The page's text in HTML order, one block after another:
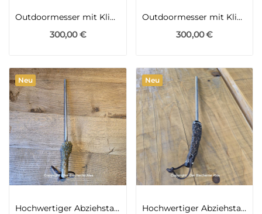
Outdoormesser mit Klinge aus einer alten Hufraspel
300,00 €
Outdoormesser mit Klinge aus einer alten Hufraspel
300,00 €
Neu
Hochwertiger Abziehstahl für hochwertige Messer
Neu
Hochwertiger Abziehstahl für hochwertige Messer